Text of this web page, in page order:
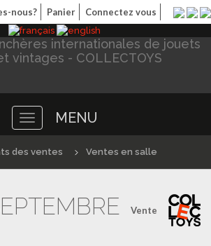
nous? Panier Connectez vous
Toggle
navigation
MENU
des ventes Ventes en salle
Vente